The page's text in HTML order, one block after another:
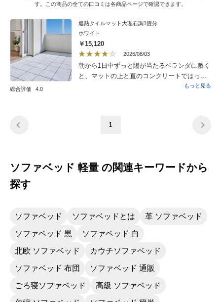
す。この商品の全ての口コミは各商品ページで確認できます。
総合評価 4.0
遮熱タイルマット大理石調1畳分
ホワイト
￥15,120
2026/08/03
朝から1日中ずっと陽が当たるベランダに敷く
と、マットの上と直のコンクリートではっき
りと熱さの違いがわかりました。夕方窓から
扱いやすかったです。
もっと見る
1
ソファベッド 軽量 の関連キーワードから
探す
ソファベッド ソファベッドとは 革 ソファベッド
ソファベッド 黒 ソファベッド 白
北欧 ソファベッド カウチソファベッド
ソファベッド 布団 ソファベッド 通販
ごろ寝ソファベッド 高級 ソファベッド